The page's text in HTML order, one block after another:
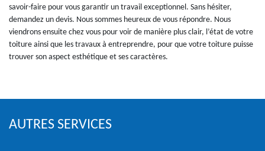
savoir-faire pour vous garantir un travail exceptionnel. Sans hésiter,
demandez un devis. Nous sommes heureux de vous répondre. Nous
viendrons ensuite chez vous pour voir de manière plus clair, l’état de votre
toiture ainsi que les travaux à entreprendre, pour que votre toiture puisse
trouver son aspect esthétique et ses caractères.
AUTRES SERVICES